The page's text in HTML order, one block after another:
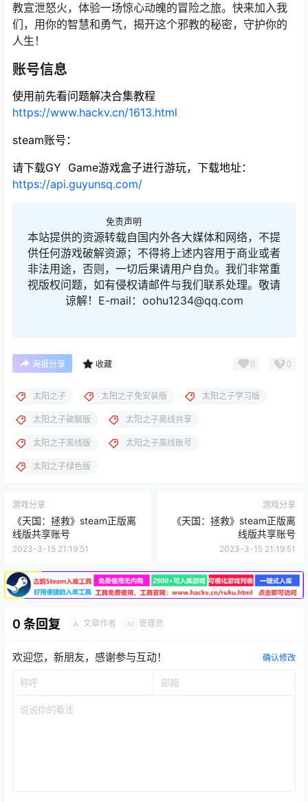
教宣泄怒火，体验一场惊心动魄的冒险之旅。快来加入我
们，用你的智慧和勇气，揭开这个邪教的秘密，守护你的
人生！
账号信息
使用前先看问题解决合集教程
https://www.hackv.cn/1613.html
steam账号：
请下载GY Game游戏盒子进行游玩，下载地址：
https://api.guyunsq.com/
免责声明
本站提供的资源转载自国内外各大媒体和网络，不提
供任何游戏破解资源；不得将上述内容用于商业或者
非法用途，否则，一切后果请用户自负。我们非常重
视版权问题，如有侵权请邮件与我们联系处理。敬请
谅解！E-mail：oohu1234@qq.com
海报分享 收藏 0 0
太阳之子 太阳之子免安装版 太阳之子学习版
太阳之子破解版 太阳之子离线共享
太阳之子离线版 太阳之子离线账号
太阳之子绿色版
游戏分享
《天国：拯救》steam正版离
线版共享账号
2023-3-15 21:19:51
游戏分享
《天国：拯救》steam正版离
线版共享账号
2023-3-15 21:19:51
0 条回复 A 文章作者 M 管理员
欢迎您，新朋友，感谢参与互动！ 确认修改